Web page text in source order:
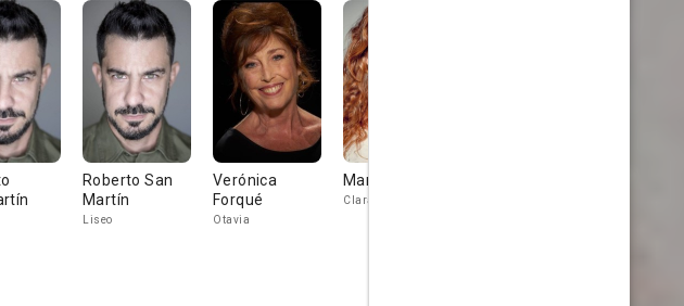
Roberto San
Martín
Liseo
Verónica
Forqué
Otavia
María Vázquez
Clara